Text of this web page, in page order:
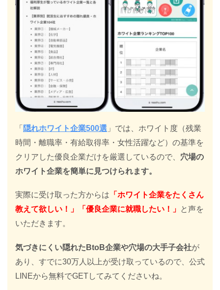
「 隠れホワイト企業500選 」では、ホワイト度（残業
時間・離職率・有給取得率・女性活躍など）の基準を
クリアした優良企業だけを厳選しているので、 穴場の
ホワイト企業を簡単に見つけられます。
実際に受け取った方からは 「ホワイト企業をたくさん
教えて欲しい！」「優良企業に就職したい！」 と声を
いただきます。
気づきにくい隠れたBtoB企業や穴場の大手子会社が
あり、すでに30万人以上が受け取っているので、公式
LINEから無料でGETしてみてくださいね。